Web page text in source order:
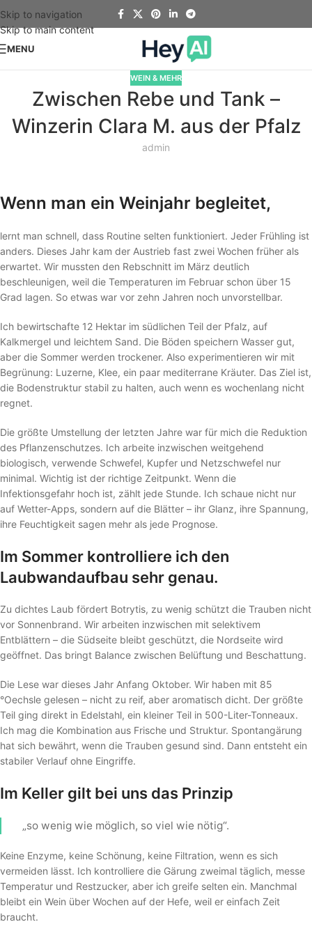
Skip to navigation
Skip to main content
MENU
WEIN & MEHR
Zwischen Rebe und Tank –
Winzerin Clara M. aus der Pfalz
admin
Wenn man ein Weinjahr begleitet,
lernt man schnell, dass Routine selten funktioniert. Jeder Frühling ist
anders. Dieses Jahr kam der Austrieb fast zwei Wochen früher als
erwartet. Wir mussten den Rebschnitt im März deutlich
beschleunigen, weil die Temperaturen im Februar schon über 15
Grad lagen. So etwas war vor zehn Jahren noch unvorstellbar.
Ich bewirtschafte 12 Hektar im südlichen Teil der Pfalz, auf
Kalkmergel und leichtem Sand. Die Böden speichern Wasser gut,
aber die Sommer werden trockener. Also experimentieren wir mit
Begrünung: Luzerne, Klee, ein paar mediterrane Kräuter. Das Ziel ist,
die Bodenstruktur stabil zu halten, auch wenn es wochenlang nicht
regnet.
Die größte Umstellung der letzten Jahre war für mich die Reduktion
des Pflanzenschutzes. Ich arbeite inzwischen weitgehend
biologisch, verwende Schwefel, Kupfer und Netzschwefel nur
minimal. Wichtig ist der richtige Zeitpunkt. Wenn die
Infektionsgefahr hoch ist, zählt jede Stunde. Ich schaue nicht nur
auf Wetter-Apps, sondern auf die Blätter – ihr Glanz, ihre Spannung,
ihre Feuchtigkeit sagen mehr als jede Prognose.
Im Sommer kontrolliere ich den
Laubwandaufbau sehr genau.
Zu dichtes Laub fördert Botrytis, zu wenig schützt die Trauben nicht
vor Sonnenbrand. Wir arbeiten inzwischen mit selektivem
Entblättern – die Südseite bleibt geschützt, die Nordseite wird
geöffnet. Das bringt Balance zwischen Belüftung und Beschattung.
Die Lese war dieses Jahr Anfang Oktober. Wir haben mit 85
°Oechsle gelesen – nicht zu reif, aber aromatisch dicht. Der größte
Teil ging direkt in Edelstahl, ein kleiner Teil in 500-Liter-Tonneaux.
Ich mag die Kombination aus Frische und Struktur. Spontangärung
hat sich bewährt, wenn die Trauben gesund sind. Dann entsteht ein
stabiler Verlauf ohne Eingriffe.
Im Keller gilt bei uns das Prinzip
„so wenig wie möglich, so viel wie nötig“.
Keine Enzyme, keine Schönung, keine Filtration, wenn es sich
vermeiden lässt. Ich kontrolliere die Gärung zweimal täglich, messe
Temperatur und Restzucker, aber ich greife selten ein. Manchmal
bleibt ein Wein über Wochen auf der Hefe, weil er einfach Zeit
braucht.